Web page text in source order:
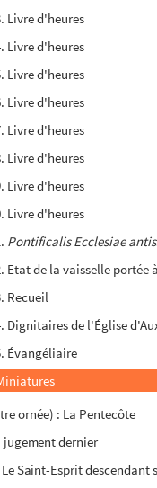
Livre d'heures
Livre d'heures
Livre d'heures
Livre d'heures
Livre d'heures
Livre d'heures
Livre d'heures
Livre d'heures
Pontificalis Ecclesiae
Etat de la vaisselle portée
Recueil
Dignitaires de l'Église
Évangéliaire
ornée) : La Pentecôte
jugement dernier
Saint-Esprit descendant